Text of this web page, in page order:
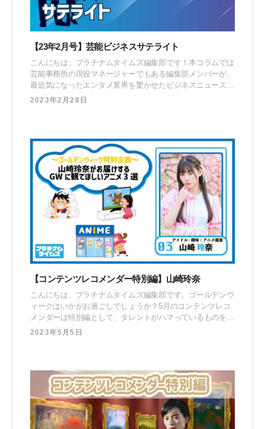
【23年2月号】芸能ビジネスサテライト
こんにちは、プラチナムタイムズ編集部です！本コラムでは
芸能事務所の現役マネージャーでもある編集部メンバーが、
最近気になったエンタメ業界を驚かせたビジネスニュースに
対して “マネージャー視点” で取り上げる対談企画です。 新
2023年2月28日
【コンテンツレコメンダー特別編】山崎玲奈
こんにちは、プラチナムタイムズ編集部です。ゴールデンウ
ィークはいかがお過ごしでしょうか？5月のコンテンツレコ
メンダーは特別編として、タレントがハマっているものをよ
り深掘りしてGW3日連続で配信していきます。今回は、大
2023年5月5日